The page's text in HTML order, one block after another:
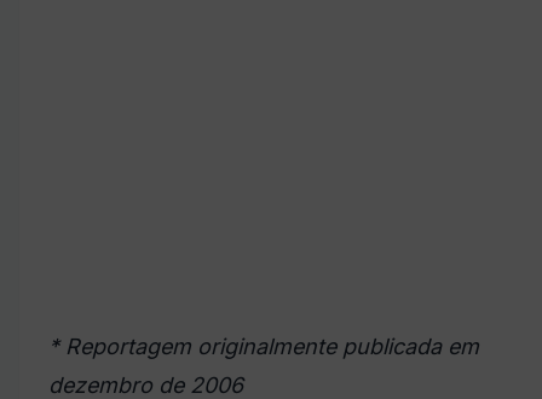
* Reportagem originalmente publicada em
dezembro de 2006